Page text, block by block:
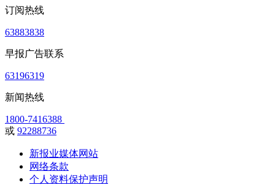
订阅热线
63883838
早报广告联系
63196319
新闻热线
1800-7416388
或 92288736
新报业媒体网站
网络条款
个人资料保护声明